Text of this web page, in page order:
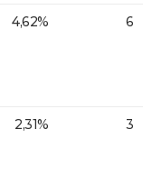
4,62% 6
2,31% 3